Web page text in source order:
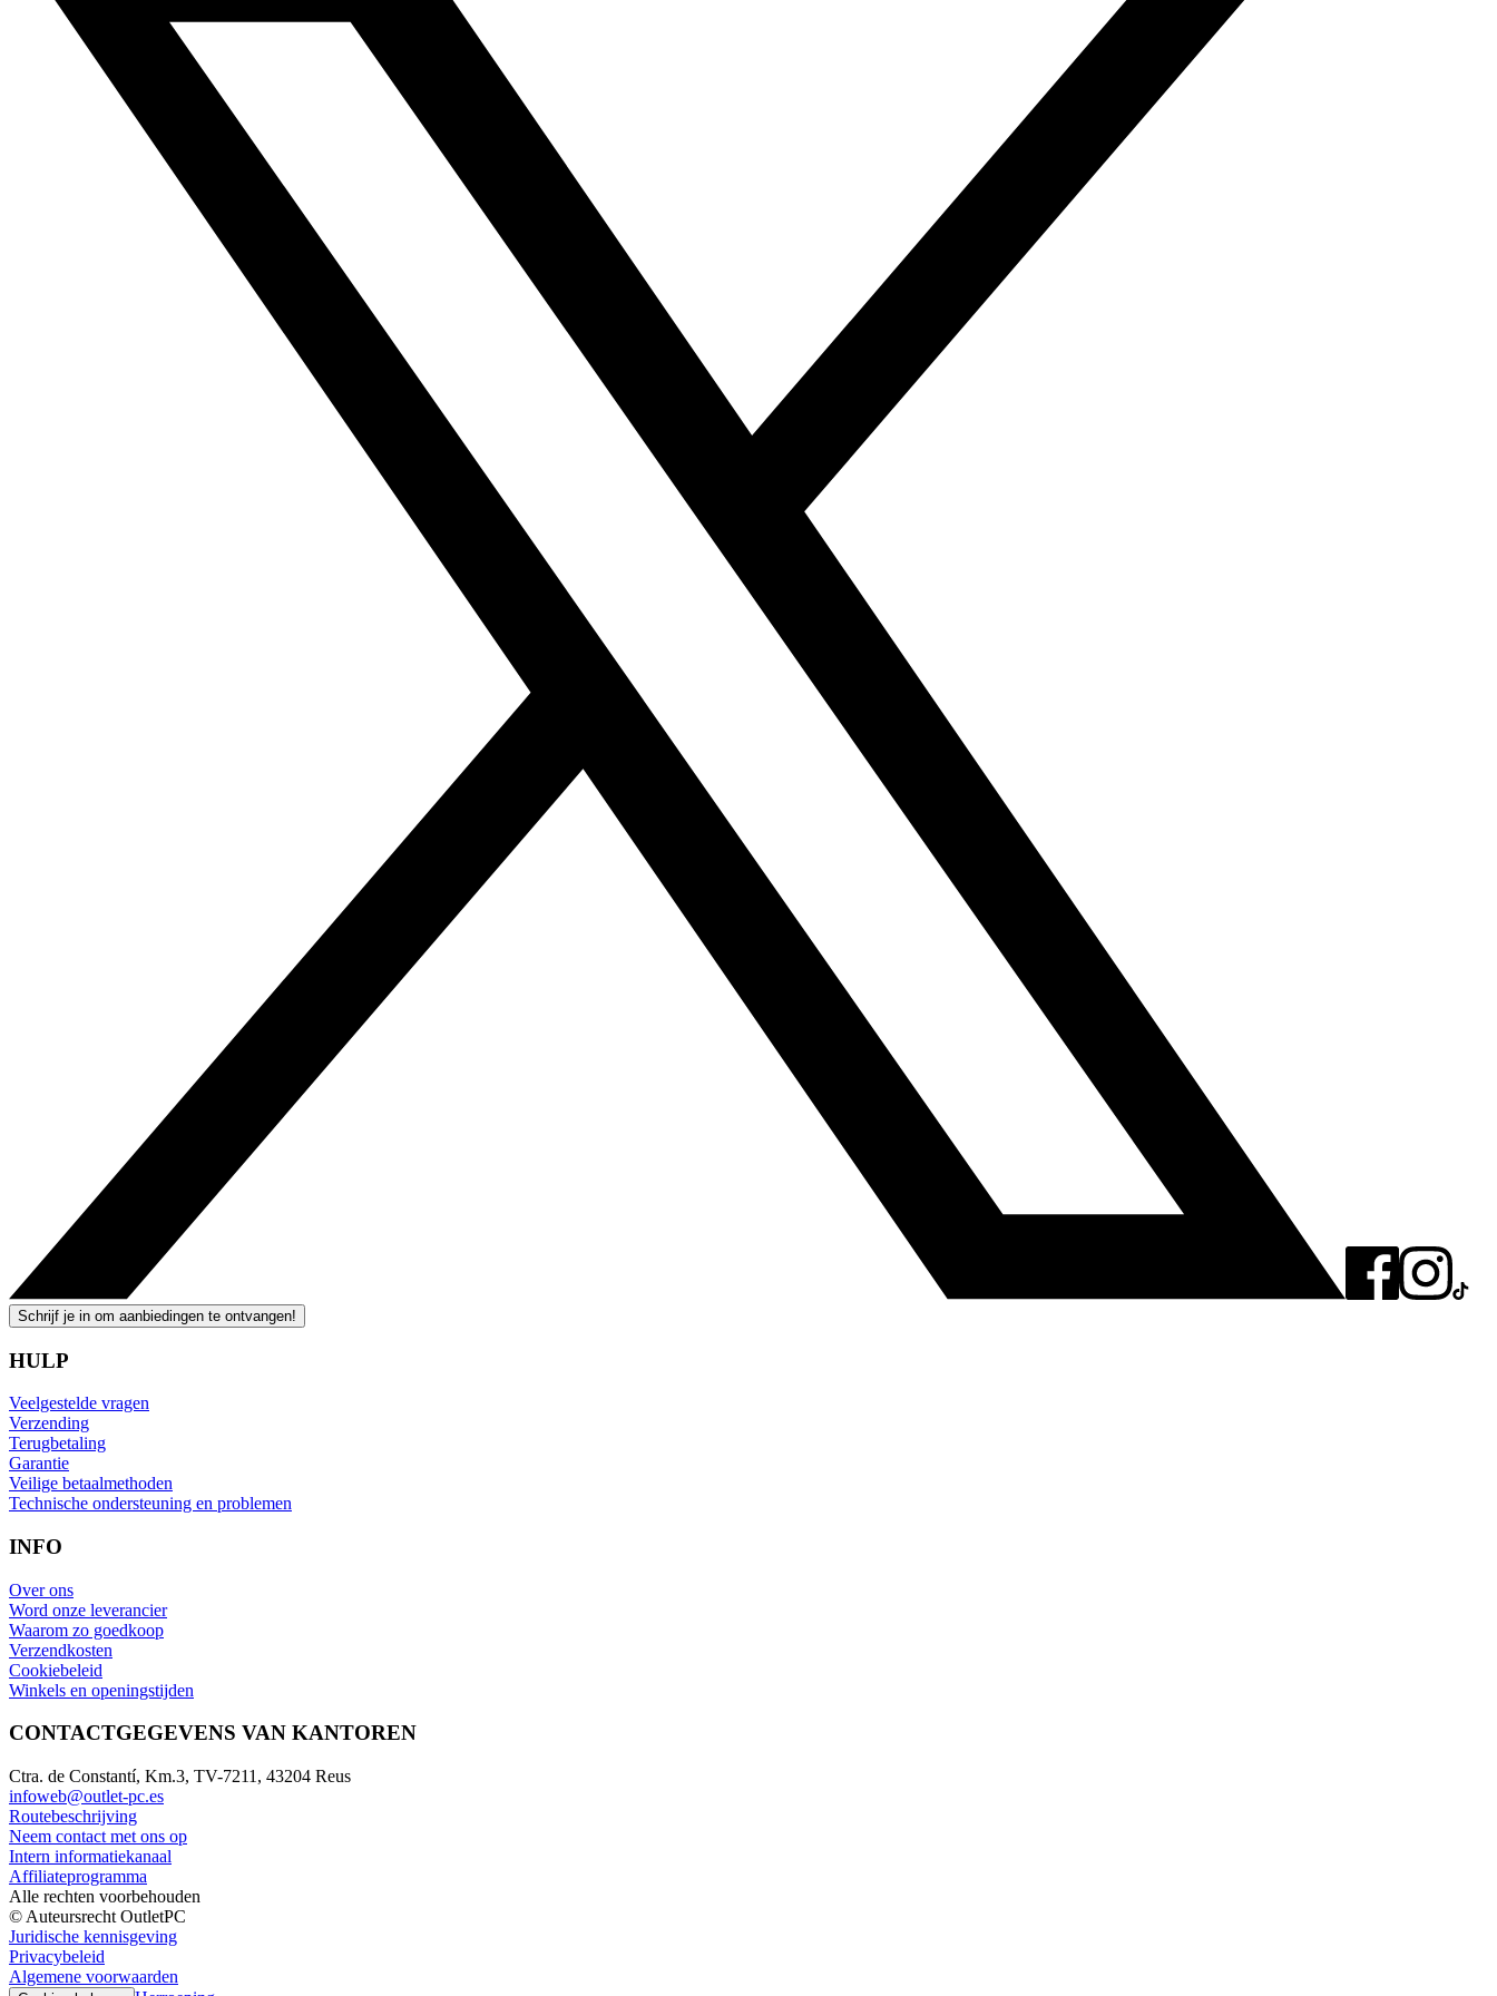
Schrijf je in om aanbiedingen te ontvangen!
HULP
Veelgestelde vragen
Verzending
Terugbetaling
Garantie
Veilige betaalmethoden
Technische ondersteuning en problemen
INFO
Over ons
Word onze leverancier
Waarom zo goedkoop
Verzendkosten
Cookiebeleid
Winkels en openingstijden
CONTACTGEGEVENS VAN KANTOREN
Ctra. de Constantí, Km.3, TV-7211, 43204 Reus
infoweb@outlet-pc.es
Routebeschrijving
Neem contact met ons op
Intern informatiekanaal
Affiliateprogramma
Alle rechten voorbehouden
© Auteursrecht OutletPC
Juridische kennisgeving
Privacybeleid
Algemene voorwaarden